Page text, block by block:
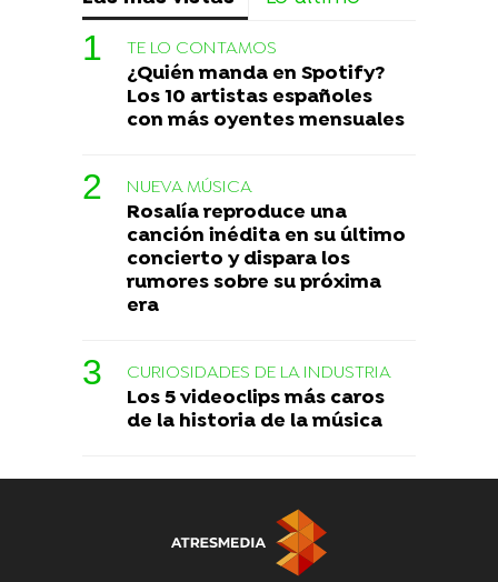
TE LO CONTAMOS
¿Quién manda en Spotify?
Los 10 artistas españoles
con más oyentes mensuales
NUEVA MÚSICA
Rosalía reproduce una
canción inédita en su último
concierto y dispara los
rumores sobre su próxima
era
CURIOSIDADES DE LA INDUSTRIA
Los 5 videoclips más caros
de la historia de la música